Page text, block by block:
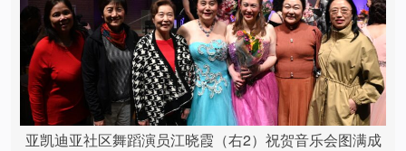
亚凯迪亚社区舞蹈演员江晓霞（右2）祝贺音乐会图满成